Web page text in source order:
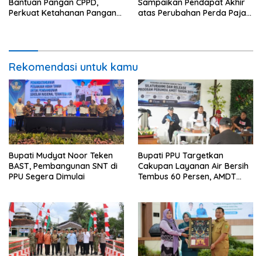
Bantuan Pangan CPPD,
Perkuat Ketahanan Pangan
Sampaikan Pendapat Akhir
atas Perubahan Perda Pajak
Rekomendasi untuk kamu
Bupati Mudyat Noor Teken
BAST, Pembangunan SNT di
PPU Segera Dimulai
Bupati PPU Targetkan
Cakupan Layanan Air Bersih
Tembus 60 Persen, AMDT